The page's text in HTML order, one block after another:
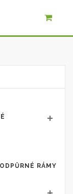
RÁMY